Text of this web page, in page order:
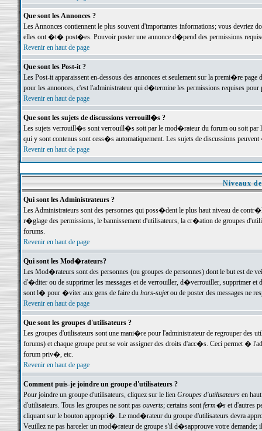
Que sont les Annonces ?
Les Annonces contiennent le plus souvent d'importantes informations; vous devriez
elles ont �t� post�es. Pouvoir poster une annonce d�pend des permissions
Revenir en haut de page
Que sont les Post-it ?
Les Post-it apparaissent en-dessous des annonces et seulement sur la premi�re
pour les annonces, c'est l'administrateur qui d�termine les permissions requises pour
Revenir en haut de page
Que sont les sujets de discussions verrouill�s ?
Les sujets verrouill�s sont verrouill�s soit par le mod�rateur du forum ou soit par
qui y sont contenus sont cess�s automatiquement. Les sujets de discussions
Revenir en haut de page
Niveaux
Qui sont les Administrateurs ?
Les Administrateurs sont des personnes qui poss�dent le plus haut niveau de
r�glage des permissions, le bannissement d'utilisateurs, la cr�ation de groupes
forums.
Revenir en haut de page
Qui sont les Mod�rateurs?
Les Mod�rateurs sont des personnes (ou groupes de personnes) dont le but est de
d'�diter ou de supprimer les messages et de verrouiller, d�verrouiller, supprimer
sont l� pour �viter aux gens de faire du hors-sujetou de poster des messages ne
Revenir en haut de page
Que sont les groupes d'utilisateurs ?
Les groupes d'utilisateurs sont une mani�re pour l'administrateur de regrouper des
forums) et chaque groupe peut se voir assigner des droits d'acc�s. Ceci permet
forum priv�, etc.
Revenir en haut de page
Comment puis-je joindre un groupe d'utilisateurs ?
Pour joindre un groupe d'utilisateurs, cliquez sur le lien Groupes d'utilisateursen haut
d'utilisateurs. Tous les groupes ne sont pas ouverts; certains sontferm�set d'autres
cliquant sur le bouton appropri�. Le mod�rateur du groupe d'utilisateurs devra
Veuillez ne pas harceler un mod�rateur de groupe s'il d�sapprouve votre demande;